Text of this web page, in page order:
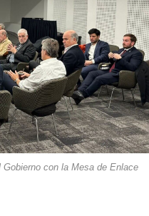
con la Mesa de Enlace